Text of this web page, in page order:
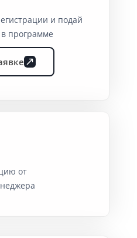
и подай
в программе
от